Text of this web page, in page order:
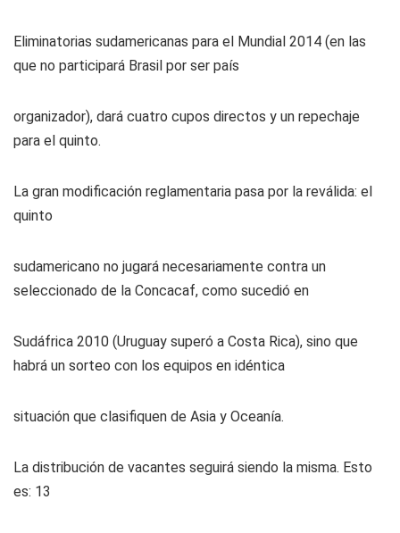
Eliminatorias sudamericanas para el Mundial 2014 (en las
que no participará Brasil por ser país
organizador), dará cuatro cupos directos y un repechaje
para el quinto.
La gran modificación reglamentaria pasa por la reválida: el
quinto
sudamericano no jugará necesariamente contra un
seleccionado de la Concacaf, como sucedió en
Sudáfrica 2010 (Uruguay superó a Costa Rica), sino que
habrá un sorteo con los equipos en idéntica
situación que clasifiquen de Asia y Oceanía.
La distribución de vacantes seguirá siendo la misma. Esto
es: 13